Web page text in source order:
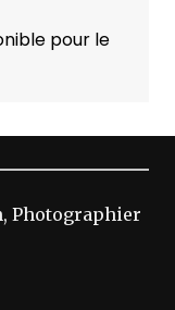
pour le
Photographier